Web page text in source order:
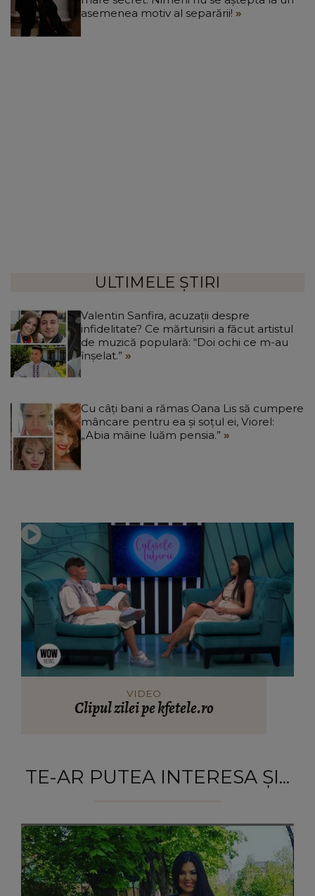
asemenea motiv al separării!
ULTIMELE ȘTIRI
Valentin Sanfira, acuzații despre
infidelitate? Ce mărturisiri a făcut artistul
de muzică populară: “Doi ochi ce m-au
înșelat.”
Cu câți bani a rămas Oana Lis să cumpere
mâncare pentru ea și soțul ei, Viorel:
„Abia mâine luăm pensia.”
VIDEO
Clipul zilei pe kfetele.ro
TE-AR PUTEA INTERESA ȘI...